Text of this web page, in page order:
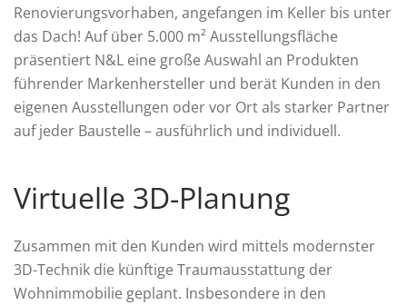
Renovierungsvorhaben, angefangen im Keller bis unter
das Dach! Auf über 5.000 m² Ausstellungsfläche
präsentiert N&L eine große Auswahl an Produkten
führender Markenhersteller und berät Kunden in den
eigenen Ausstellungen oder vor Ort als starker Partner
auf jeder Baustelle – ausführlich und individuell.
Virtuelle 3D-Planung
Zusammen mit den Kunden wird mittels modernster
3D-Technik die künftige Traumausstattung der
Wohnimmobilie geplant. Insbesondere in den